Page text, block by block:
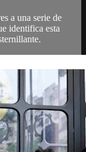
a una serie de
identifica esta